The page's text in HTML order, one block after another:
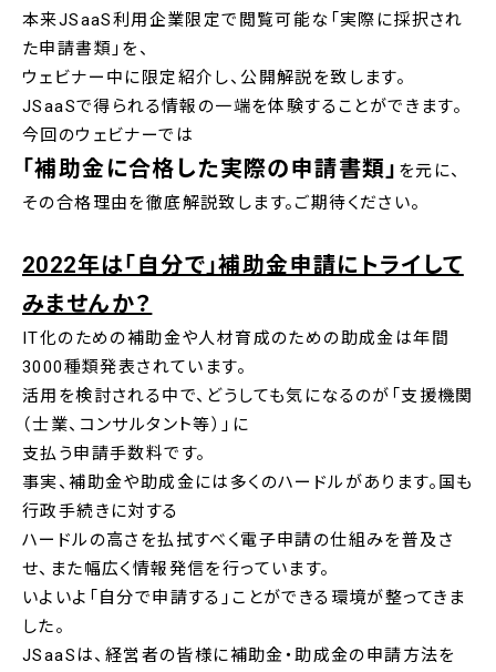
本来JSaaS利用企業限定で閲覧可能な「実際に採択され
た申請書類」を、
ウェビナー中に限定紹介し、公開解説を致します。
JSaaSで得られる情報の一端を体験することができます。
今回のウェビナーでは
「補助金に合格した実際の申請書類」 を元に、
その合格理由を徹底解説致します。ご期待ください。
2022年は「自分で」補助金申請にトライして
みませんか？
IT化のための補助金や人材育成のための助成金は年間
3000種類発表されています。
活用を検討される中で、どうしても気になるのが「支援機関
（士業、コンサルタント等）」に
支払う申請手数料です。
事実、補助金や助成金には多くのハードルがあります。国も
行政手続きに対する
ハードルの高さを払拭すべく電子申請の仕組みを普及さ
せ、また幅広く情報発信を行っています。
いよいよ「自分で申請する」ことができる環境が整ってきま
した。
JSaaSは、経営者の皆様に補助金・助成金の申請方法を